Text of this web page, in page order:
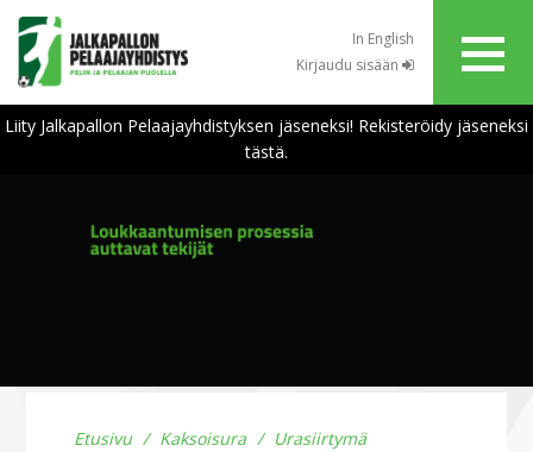
In English
Kirjaudu sisään
Liity Jalkapallon Pelaajayhdistyksen jäseneksi! Rekisteröidy jäseneksi
tästä.
Etusivu Kaksoisura
Urasiirtymä